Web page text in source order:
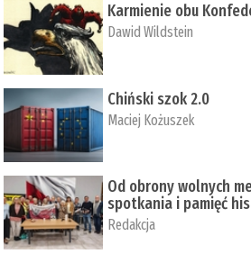
Karmienie obu
Dawid Wildstein
Chiński szok 2.0
Maciej Kożuszek
Od obrony wolnych
spotkania i pamięć
Redakcja